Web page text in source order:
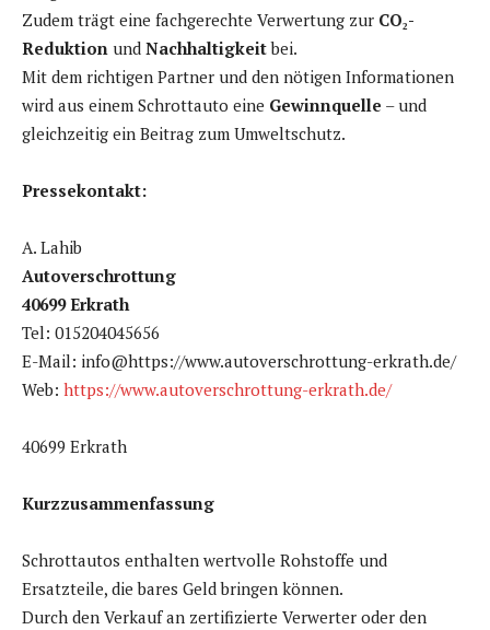
Zudem trägt eine fachgerechte Verwertung zur CO₂-
Reduktion und Nachhaltigkeitbei.
Mit dem richtigen Partner und den nötigen Informationen
wird aus einem Schrottauto eine Gewinnquelle – und
gleichzeitig ein Beitrag zum Umweltschutz.
Pressekontakt:
A. Lahib
Autoverschrottung
40699 Erkrath
Tel: 015204045656
E-Mail: info@https://www.autoverschrottung-erkrath.de/
Web: https://www.autoverschrottung-erkrath.de/
40699 Erkrath
Kurzzusammenfassung
Schrottautos enthalten wertvolle Rohstoffe und
Ersatzteile, die bares Geld bringen können.
Durch den Verkauf an zertifizierte Verwerter oder den